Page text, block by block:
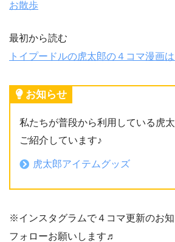
お散歩
最初から読む
トイプードルの虎太郎の４コマ漫画
お知らせ
私たちが普段から利用している虎
ご紹介しています♪
虎太郎アイテムグッズ
※インスタグラムで４コマ更新のお
フォローお願いします♬